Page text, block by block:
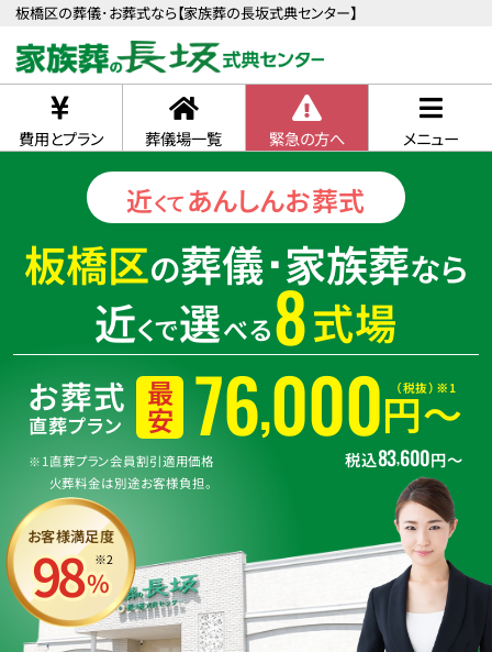
板橋区の葬儀･お葬式なら【家族葬の長坂式典センター】
費用とプラン 葬儀場一覧 緊急の方へ メニュー
近くてあんしんお葬式
板橋区の葬儀･家族葬なら
近くで選べる8式場
お葬式
直葬プラン 最安 76,000円〜
（税抜）※1
税込83,600円〜
※1直葬プラン会員割引適用価格
火葬料金は別途お客様負担。
お客様満足度
98%
※2